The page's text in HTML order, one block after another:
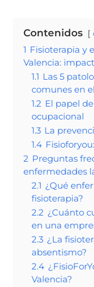
Contenidos
1 Fisioterapia y
Valencia:
1.1 Las 5
comunes en
1.2 El papel
ocupacional
1.3 La
1.4
2 Preguntas
enfermedades
2.1 ¿Qué
fisioterapia?
2.2 ¿Cuánto
en una
2.3 ¿La
absentismo?
2.4
Valencia?